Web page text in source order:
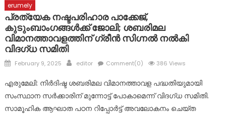
erumely
പ്രത്യേക നഷ്ടപരിഹാര പാക്കേജ്,
കുടുംബാംഗങ്ങൾക്ക് ജോലി; ശബരിമല
വിമാനത്താവളത്തിന് ഗ്രീൻ സിഗ്നൽ നൽകി
വിദഗ്ധ സമിതി
Posted
February 9, 2025 Author
editor Comment(0) 386 Views
എരുമേലി: നിർദിഷ്ട ശബരിമല വിമാനത്താവള പദ്ധതിയുമായി
സംസ്ഥാന സർക്കാരിന് മുന്നോട്ട് പോകാമെന്ന് വിദഗ്ധ സമിതി.
സാമൂഹിക ആഘാത പഠന റിപ്പോർട്ട് അവലോകനം ചെയ്ത